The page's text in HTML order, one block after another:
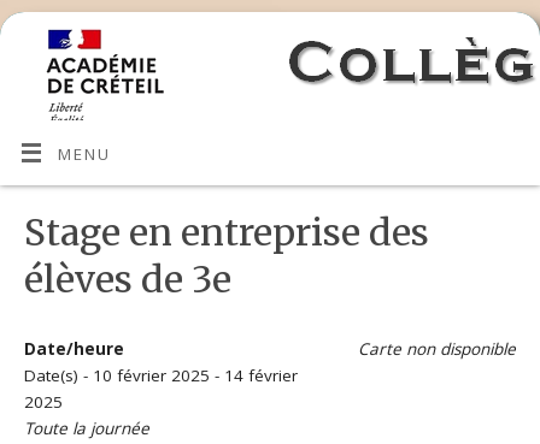
MENU
Stage en entreprise des
élèves de 3e
Carte non disponible
Date/heure
Date(s) - 10 février 2025 - 14 février
2025
Toute la journée